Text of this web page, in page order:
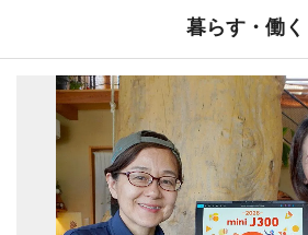
暮らす・働く